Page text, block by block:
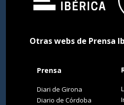
Otras webs de Prensa
Prensa
Diari de Girona
Diario de Córdoba